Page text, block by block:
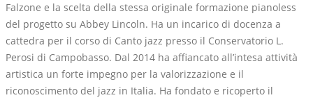
Falzone e la scelta della stessa originale formazione pianoless
del progetto su Abbey Lincoln. Ha un incarico di docenza a
cattedra per il corso di Canto jazz presso il Conservatorio L.
Perosi di Campobasso. Dal 2014 ha affiancato all’intesa attività
artistica un forte impegno per la valorizzazione e il
riconoscimento del jazz in Italia. Ha fondato e ricoperto il